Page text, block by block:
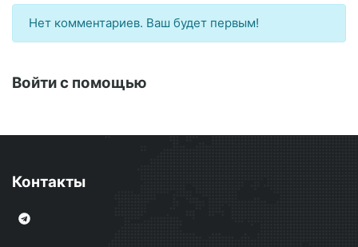
Нет комментариев. Ваш будет первым!
Войти с помощью
Контакты